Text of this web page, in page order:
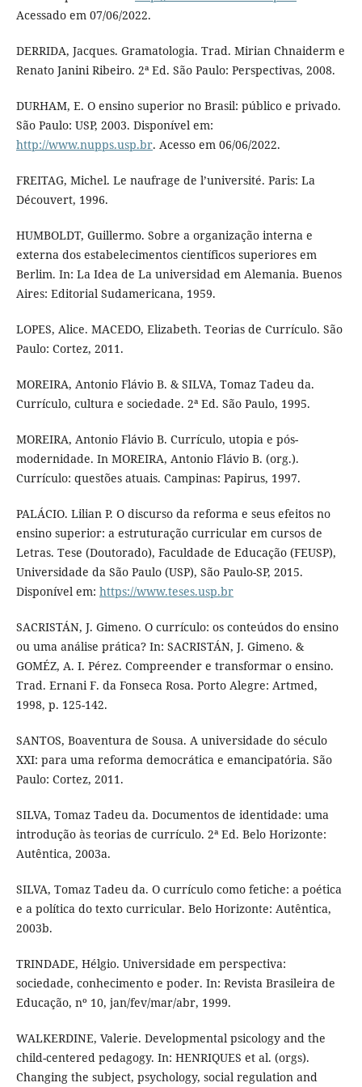
Acessado em 07/06/2022.
DERRIDA, Jacques. Gramatologia. Trad. Mirian Chnaiderm e
Renato Janini Ribeiro. 2ª Ed. São Paulo: Perspectivas, 2008.
DURHAM, E. O ensino superior no Brasil: público e privado.
São Paulo: USP, 2003. Disponível em:
http://www.nupps.usp.br. Acesso em 06/06/2022.
FREITAG, Michel. Le naufrage de l’université. Paris: La
Découvert, 1996.
HUMBOLDT, Guillermo. Sobre a organização interna e
externa dos estabelecimentos científicos superiores em
Berlim. In: La Idea de La universidad em Alemania. Buenos
Aires: Editorial Sudamericana, 1959.
LOPES, Alice. MACEDO, Elizabeth. Teorias de Currículo. São
Paulo: Cortez, 2011.
MOREIRA, Antonio Flávio B. & SILVA, Tomaz Tadeu da.
Currículo, cultura e sociedade. 2ª Ed. São Paulo, 1995.
MOREIRA, Antonio Flávio B. Currículo, utopia e pós-
modernidade. In MOREIRA, Antonio Flávio B. (org.).
Currículo: questões atuais. Campinas: Papirus, 1997.
PALÁCIO. Lilian P. O discurso da reforma e seus efeitos no
ensino superior: a estruturação curricular em cursos de
Letras. Tese (Doutorado), Faculdade de Educação (FEUSP),
Universidade da São Paulo (USP), São Paulo-SP, 2015.
Disponível em: https://www.teses.usp.br
SACRISTÁN, J. Gimeno. O currículo: os conteúdos do ensino
ou uma análise prática? In: SACRISTÁN, J. Gimeno. &
GOMÉZ, A. I. Pérez. Compreender e transformar o ensino.
Trad. Ernani F. da Fonseca Rosa. Porto Alegre: Artmed,
1998, p. 125-142.
SANTOS, Boaventura de Sousa. A universidade do século
XXI: para uma reforma democrática e emancipatória. São
Paulo: Cortez, 2011.
SILVA, Tomaz Tadeu da. Documentos de identidade: uma
introdução às teorias de currículo. 2ª Ed. Belo Horizonte:
Autêntica, 2003a.
SILVA, Tomaz Tadeu da. O currículo como fetiche: a poética
e a política do texto curricular. Belo Horizonte: Autêntica,
2003b.
TRINDADE, Hélgio. Universidade em perspectiva:
sociedade, conhecimento e poder. In: Revista Brasileira de
Educação, nº 10, jan/fev/mar/abr, 1999.
WALKERDINE, Valerie. Developmental psicology and the
child-centered pedagogy. In: HENRIQUES et al. (orgs).
Changing the subject, psychology, social regulation and